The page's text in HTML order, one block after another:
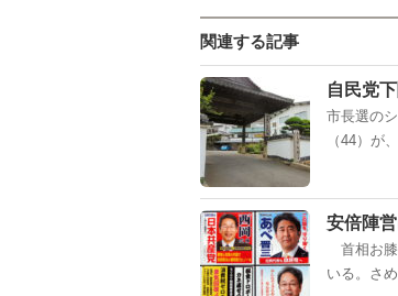
関連する記事
自民党
市長選の
（44）が
安倍陣
首相お膝
いる。さ